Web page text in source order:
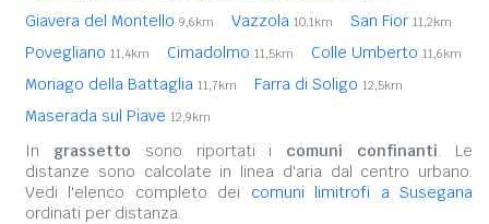
Giavera del Montello 9,6km Vazzola 10,1km San Fior 11,2km
Povegliano 11,4km Cimadolmo 11,5km Colle Umberto 11,6km
Moriago della Battaglia 11,7km Farra di Soligo 12,5km
Maserada sul Piave 12,9km
In grassetto sono riportati i comuni confinanti. Le
distanze sono calcolate in linea d'aria dal centro urbano.
Vedi l'elenco completo dei comuni limitrofi a Susegana
ordinati per distanza.